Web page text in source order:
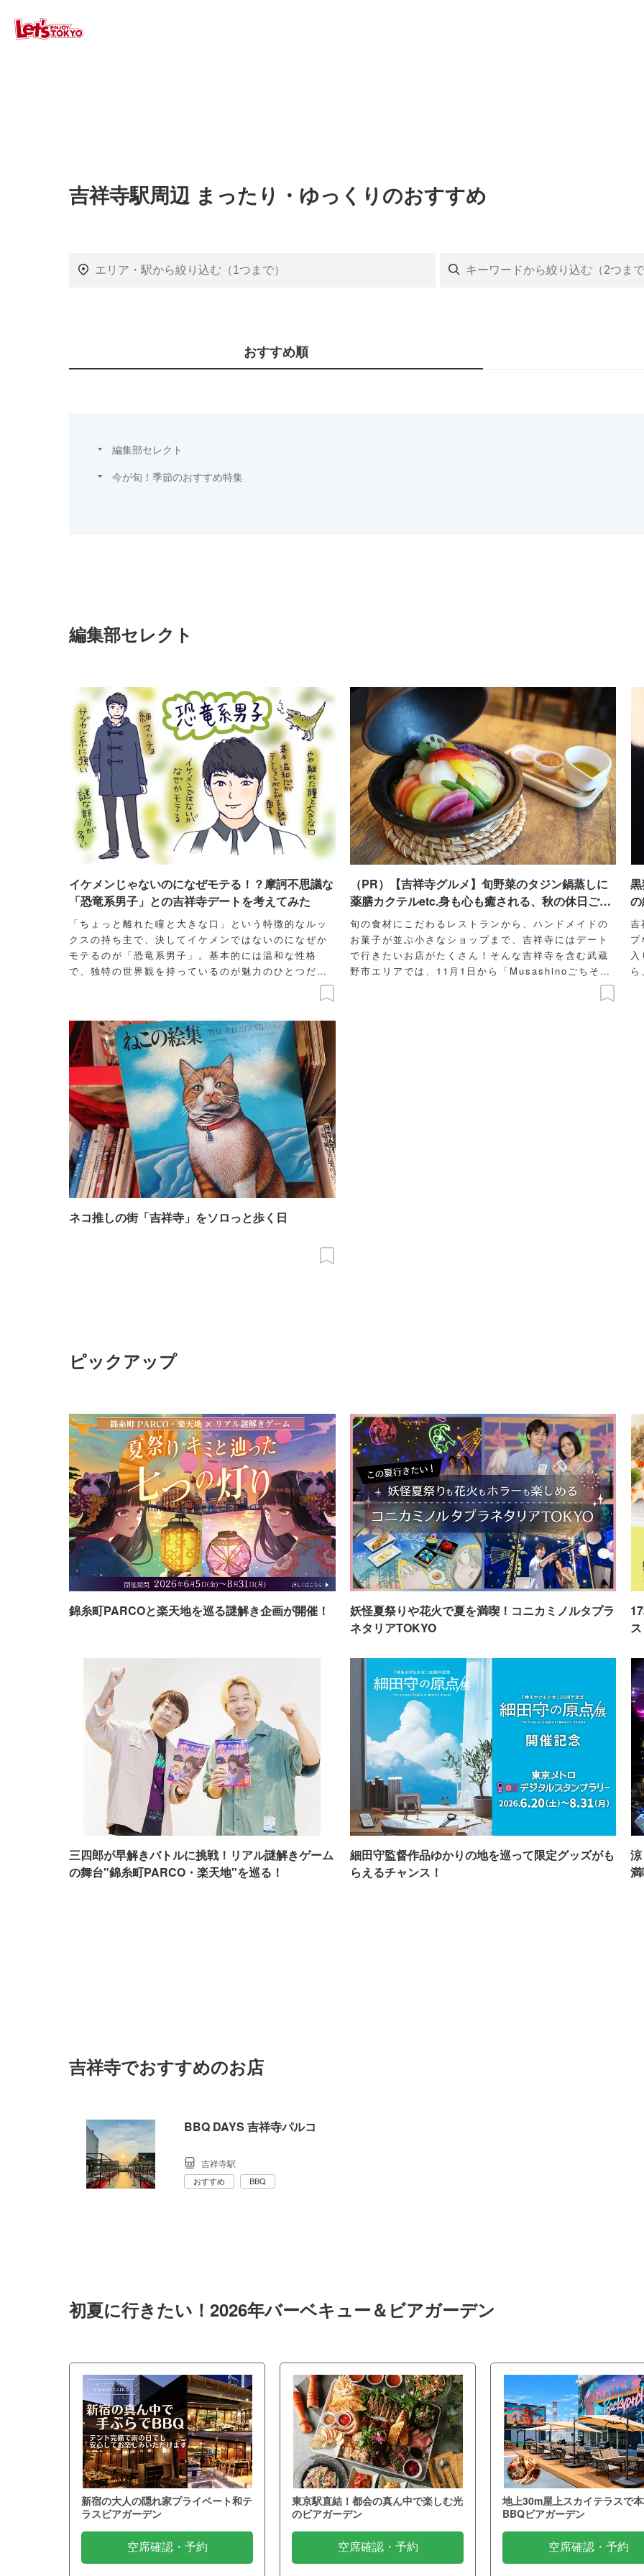
吉祥寺駅周辺 まったり・ゆっくりのおすすめ
おすすめ順
編集部セレクト
今が旬！季節のおすすめ特集
編集部セレクト
イケメンじゃないのになぜモテる！？摩訶不思議な
「恐竜系男子」との吉祥寺デートを考えてみた
「ちょっと離れた瞳と大きな口」という特徴的なルッ
クスの持ち主で、決してイケメンではないのになぜか
モテるのが「恐竜系男子」。基本的には温和な性格
で、独特の世界観を持っているのが魅力のひとつだと
も言われています。そんな今、大人気の恐竜系男子と
のデートコースを、ファッション誌などで活躍するイ
ラストレーターの菜々子さんに考えてもらいました。
（PR）【吉祥寺グルメ】旬野菜のタジン鍋蒸しに
薬膳カクテルetc.身も心も癒される、秋の休日ごち
そう巡り！
旬の食材にこだわるレストランから、ハンドメイドの
お菓子が並ぶ小さなショップまで、吉祥寺にはデート
で行きたいお店がたくさん！そんな吉祥寺を含む武蔵
野市エリアでは、11月1日から「Musashinoごちそう
フェスタ」と題したグルメイベントが開催されます。
今回はイベント参加店の中から、デートにオススメの
吉
ネコ推しの街「吉祥寺」をソロっと歩く日
ピックアップ
錦糸町PARCOと楽天地を巡る謎解き企画が開催！
妖怪夏祭りや花火で夏を満喫！コニカミノルタプラ
ネタリアTOKYO
三四郎が早解きバトルに挑戦！リアル謎解きゲーム
の舞台"錦糸町PARCO・楽天地"を巡る！
細田守監督作品ゆかりの地を巡って限定グッズがも
らえるチャンス！
吉祥寺でおすすめのお店
BBQ DAYS 吉祥寺パルコ
吉祥寺駅
おすすめ BBQ
初夏に行きたい！2026年バーベキュー＆ビアガーデン
新宿の大人の隠れ家プライベート和テ
ラスビアガーデン
空席確認・予約
東京駅直結！都会の真ん中で楽しむ光
のビアガーデン
空席確認・予約
地上30m屋上スカイテラスで
BBQビアガーデン
空席確認・予約